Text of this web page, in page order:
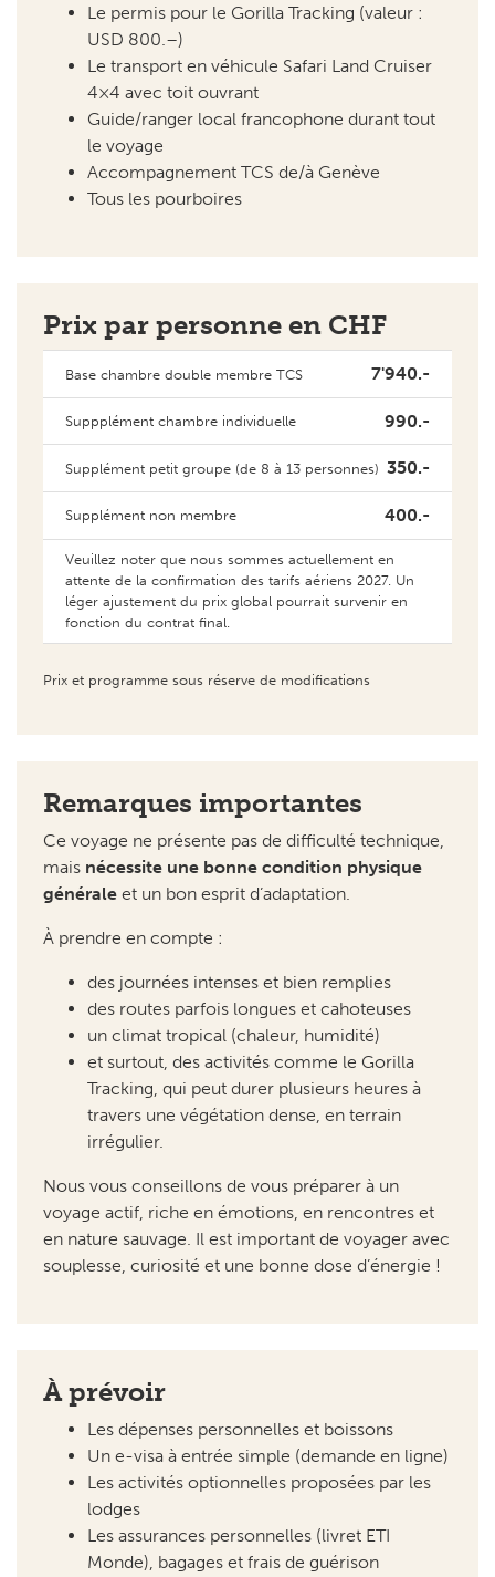
Le permis pour le Gorilla Tracking (valeur :
USD 800.–)
Le transport en véhicule Safari Land Cruiser
4×4 avec toit ouvrant
Guide/ranger local francophone durant tout
le voyage
Accompagnement TCS de/à Genève
Tous les pourboires
Prix par personne en CHF
Base chambre double membre TCS 7'940.-
Suppplément chambre individuelle 990.-
Supplément petit groupe (de 8 à 13 personnes) 350.-
Supplément non membre 400.-
Veuillez noter que nous sommes actuellement en
attente de la confirmation des tarifs aériens 2027. Un
léger ajustement du prix global pourrait survenir en
fonction du contrat final.
Prix et programme sous réserve de modifications
Remarques importantes
Ce voyage ne présente pas de difficulté technique,
mais nécessite une bonne condition physique
générale et un bon esprit d’adaptation.
À prendre en compte :
des journées intenses et bien remplies
des routes parfois longues et cahoteuses
un climat tropical (chaleur, humidité)
et surtout, des activités comme le Gorilla
Tracking, qui peut durer plusieurs heures à
travers une végétation dense, en terrain
irrégulier.
Nous vous conseillons de vous préparer à un
voyage actif, riche en émotions, en rencontres et
en nature sauvage. Il est important de voyager avec
souplesse, curiosité et une bonne dose d’énergie !
À prévoir
Les dépenses personnelles et boissons
Un e-visa à entrée simple (demande en ligne)
Les activités optionnelles proposées par les
lodges
Les assurances personnelles (livret ETI
Monde), bagages et frais de guérison